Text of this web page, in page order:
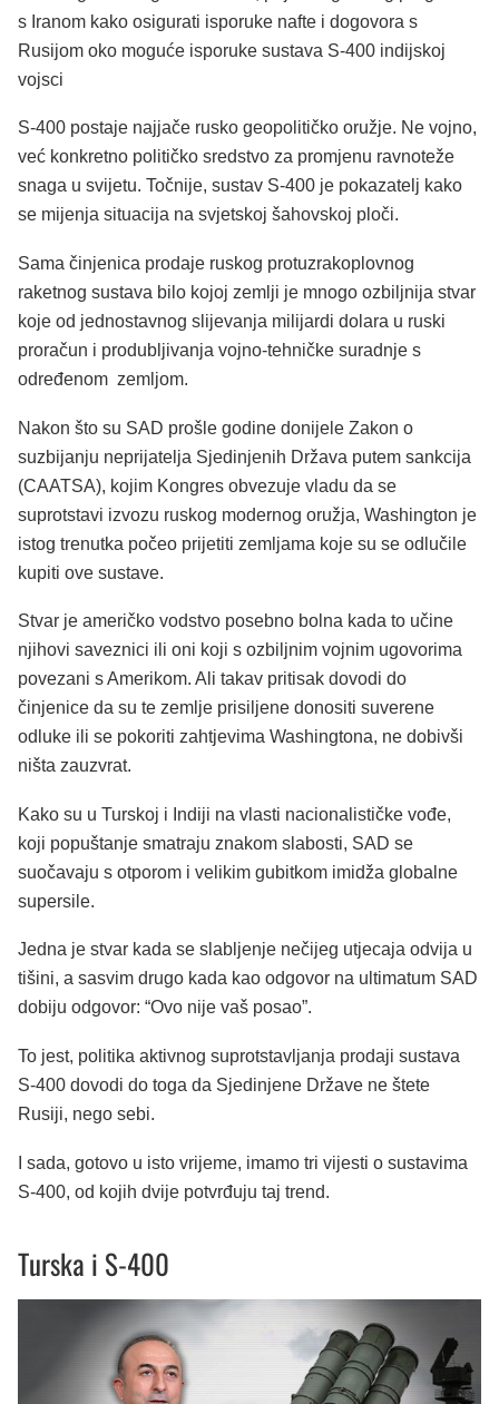
s Iranom kako osigurati isporuke nafte i dogovora s
Rusijom oko moguće isporuke sustava S-400 indijskoj
vojsci
S-400 postaje najjače rusko geopolitičko oružje. Ne vojno,
već konkretno političko sredstvo za promjenu ravnoteže
snaga u svijetu. Točnije, sustav S-400 je pokazatelj kako
se mijenja situacija na svjetskoj šahovskoj ploči.
Sama činjenica prodaje ruskog protuzrakoplovnog
raketnog sustava bilo kojoj zemlji je mnogo ozbiljnija stvar
koje od jednostavnog slijevanja milijardi dolara u ruski
proračun i produbljivanja vojno-tehničke suradnje s
određenom zemljom.
Nakon što su SAD prošle godine donijele Zakon o
suzbijanju neprijatelja Sjedinjenih Država putem sankcija
(CAATSA), kojim Kongres obvezuje vladu da se
suprotstavi izvozu ruskog modernog oružja, Washington je
istog trenutka počeo prijetiti zemljama koje su se odlučile
kupiti ove sustave.
Stvar je američko vodstvo posebno bolna kada to učine
njihovi saveznici ili oni koji s ozbiljnim vojnim ugovorima
povezani s Amerikom. Ali takav pritisak dovodi do
činjenice da su te zemlje prisiljene donositi suverene
odluke ili se pokoriti zahtjevima Washingtona, ne dobivši
ništa zauzvrat.
Kako su u Turskoj i Indiji na vlasti nacionalističke vođe,
koji popuštanje smatraju znakom slabosti, SAD se
suočavaju s otporom i velikim gubitkom imidža globalne
supersile.
Jedna je stvar kada se slabljenje nečijeg utjecaja odvija u
tišini, a sasvim drugo kada kao odgovor na ultimatum SAD
dobiju odgovor: “Ovo nije vaš posao”.
To jest, politika aktivnog suprotstavljanja prodaji sustava
S-400 dovodi do toga da Sjedinjene Države ne štete
Rusiji, nego sebi.
I sada, gotovo u isto vrijeme, imamo tri vijesti o sustavima
S-400, od kojih dvije potvrđuju taj trend.
Turska i S-400